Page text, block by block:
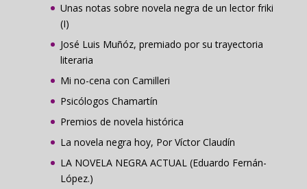
Unas notas sobre novela negra de un lector friki
(I)
José Luis Muñóz, premiado por su trayectoria
literaria
Mi no-cena con Camilleri
Psicólogos Chamartín
Premios de novela histórica
La novela negra hoy, Por Víctor Claudín
LA NOVELA NEGRA ACTUAL (Eduardo Fernán-
López.)